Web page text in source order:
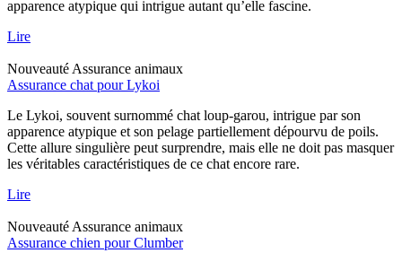
apparence atypique qui intrigue autant qu’elle fascine.
Lire
Nouveauté Assurance animaux
Assurance chat pour Lykoi
Le Lykoi, souvent surnommé chat loup-garou, intrigue par son
apparence atypique et son pelage partiellement dépourvu de poils.
Cette allure singulière peut surprendre, mais elle ne doit pas masquer
les véritables caractéristiques de ce chat encore rare.
Lire
Nouveauté Assurance animaux
Assurance chien pour Clumber